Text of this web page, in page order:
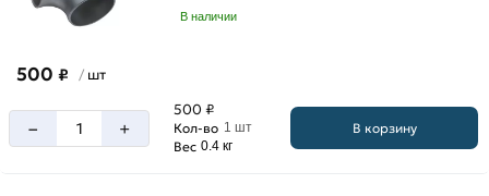
В наличии
500 ₽ / шт
– +
500 ₽
Кол-во 1 шт
Вес 0.4 кг
В корзину